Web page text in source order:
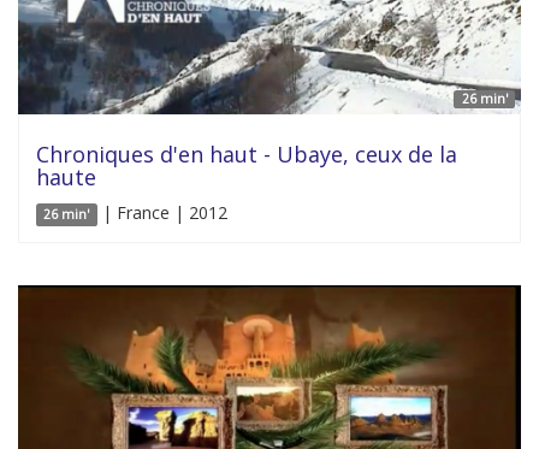
26 min'
Chroniques d'en haut - Ubaye, ceux de la
haute
26 min' | France | 2012